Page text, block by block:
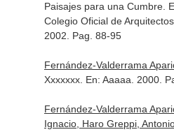
Paisajes para una Cumbre.
Colegio Oficial de
2002. Pag. 88-95
Fernández-Valderrama
Xxxxxxx. En: Aaaaa . 2000.
Fernández-Valderrama
Ignacio, Haro Greppi,